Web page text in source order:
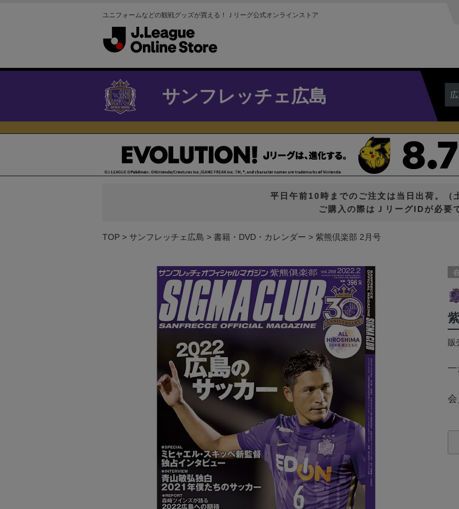
ユニフォームなどの観戦グッズが買える！Ｊリーグ公式オンラインストア
サンフレッチェ広島
平日午前10時までのご注文は当日出荷。（
ご購入の際はＪリーグIDが必要
TOP サンフレッチェ広島 書籍・DVD・カレンダー 紫熊倶楽部 2月号
販
一
会